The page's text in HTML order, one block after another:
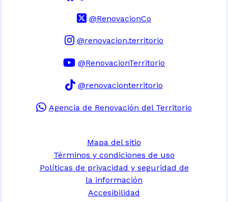
@RenovacionCo
@renovacion.territorio
@RenovacionTerritorio
@renovacionterritorio
Agencia de Renovación del Territorio
Mapa del sitio
Términos y condiciones de uso
Políticas de privacidad y seguridad de
la información
Accesibilidad